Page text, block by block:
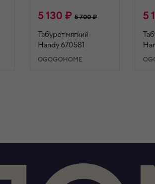
5 130 ₽ 5 700 ₽
Табурет мягкий
Handy 670581
OGOGOHOME
5